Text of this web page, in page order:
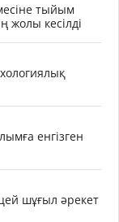
тыйым
жолы кесілді
енгізген
шұғыл әрекет